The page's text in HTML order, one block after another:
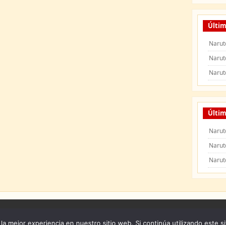
mejor experiencia en nuestro sitio web. Si continúa utilizando este